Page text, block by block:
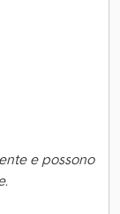
e possono